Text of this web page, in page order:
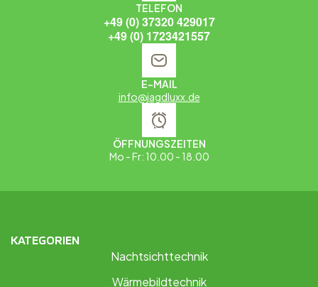
TELEFON
+49 (0) 37320 429017
+49 (0) 1723421557
E-MAIL
info@jagdluxx.de
ÖFFNUNGSZEITEN
Mo - Fr: 10.00 - 18.00
KATEGORIEN
Nachtsichttechnik
Wärmebildtechnik